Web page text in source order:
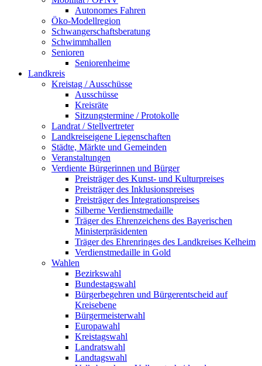
Autonomes Fahren
Öko-Modellregion
Schwangerschaftsberatung
Schwimmhallen
Senioren
Seniorenheime
Landkreis
Kreistag / Ausschüsse
Ausschüsse
Kreisräte
Sitzungstermine / Protokolle
Landrat / Stellvertreter
Landkreiseigene Liegenschaften
Städte, Märkte und Gemeinden
Veranstaltungen
Verdiente Bürgerinnen und Bürger
Preisträger des Kunst- und Kulturpreises
Preisträger des Inklusionspreises
Preisträger des Integrationspreises
Silberne Verdienstmedaille
Träger des Ehrenzeichens des Bayerischen
Ministerpräsidenten
Träger des Ehrenringes des Landkreises Kelheim
Verdienstmedaille in Gold
Wahlen
Bezirkswahl
Bundestagswahl
Bürgerbegehren und Bürgerentscheid auf
Kreisebene
Bürgermeisterwahl
Europawahl
Kreistagswahl
Landratswahl
Landtagswahl